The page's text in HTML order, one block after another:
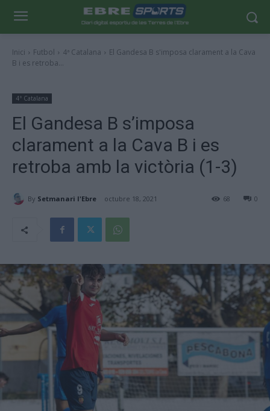
Inici Futbol 4ª Catalana
El Gandesa B s'imposa clarament a la Cava
B i es retroba...
4ª Catalana
El Gandesa B s’imposa
clarament a la Cava B i es
retroba amb la victòria (1-3)
By Setmanari l'Ebre octubre 18, 2021 0
68